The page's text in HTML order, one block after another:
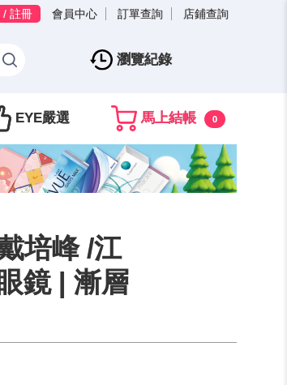
/ 註冊 會員中心 訂單查詢 店鋪查詢
瀏覽紀錄
EYE嚴選 馬上結帳 0
培峰 /江
鏡 | 漸層